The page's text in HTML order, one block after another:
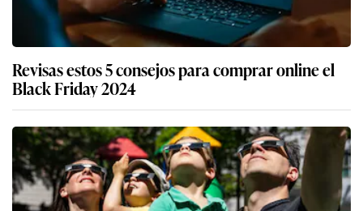
Revisas estos 5 consejos para comprar online el
Black Friday 2024